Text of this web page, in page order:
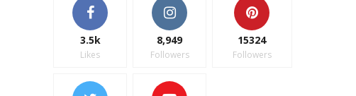
3.5k
Likes
8,949
Followers
15324
Followers